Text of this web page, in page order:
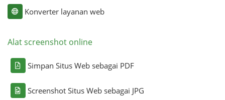
Konverter layanan web
Alat screenshot online
Simpan Situs Web sebagai PDF
Screenshot Situs Web sebagai JPG